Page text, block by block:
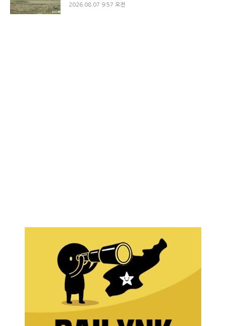
2026.08.07 9:57 오전